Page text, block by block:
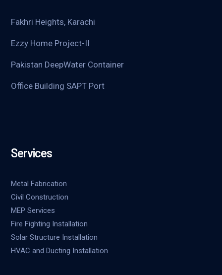
Fakhri Heights, Karachi
Ezzy Home Project-II
Pakistan DeepWater Container
Office Building SAPT Port
Services
Metal Fabrication
Civil Construction
MEP Services
Fire Fighting Installation
Solar Structure Installation
HVAC and Ducting Installation